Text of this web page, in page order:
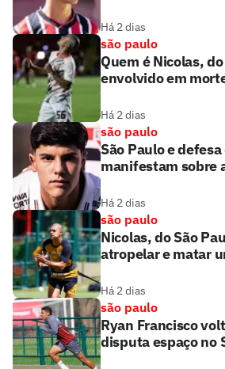
Há 2 dias
são paulo
Quem é Nicolas,
envolvido em
Há 2 dias
são paulo
São Paulo e
manifestam sobre
Há 2 dias
são paulo
Nicolas, do São
atropelar e matar
Há 2 dias
são paulo
Ryan Francisco
disputa espaço no